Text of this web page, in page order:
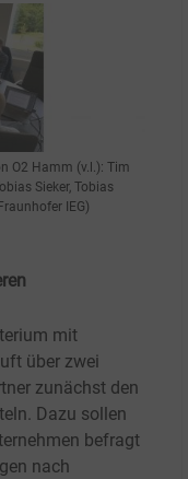
O2 Hamm (v.l.): Tim
Sieker, Tobias
IEG)
mit
über zwei
zunächst den
Dazu sollen
befragt
nach